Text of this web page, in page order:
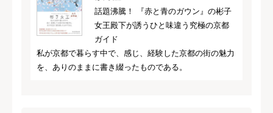
話題沸騰！ 『赤と青のガウン』の彬子
女王殿下が誘うひと味違う究極の京都
ガイド
私が京都で暮らす中で、感じ、経験した京都の街の魅力
を、ありのままに書き綴ったものである。